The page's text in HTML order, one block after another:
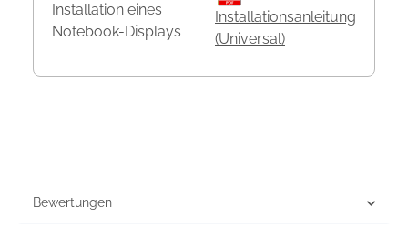
Installation eines
Notebook-Displays
Installationsanleitung
(Universal)
Bewertungen